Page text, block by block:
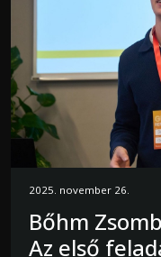
2025. november 26.
Bőhm
Az első